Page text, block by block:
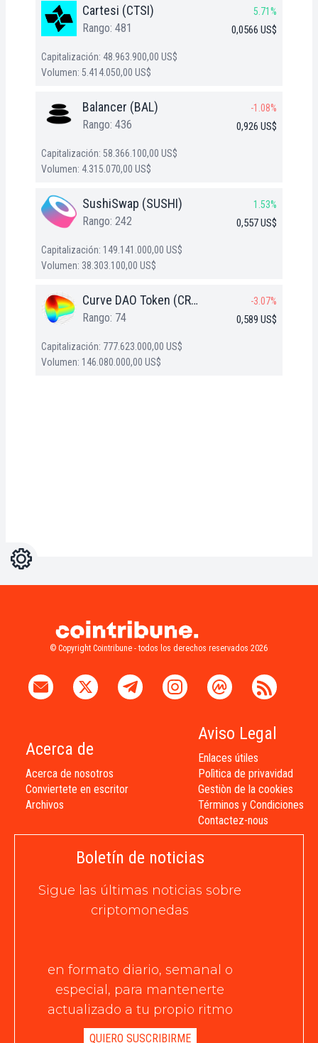
Cartesi (CTSI)
Rango: 481
5.71%
0,0566 US$
Capitalización: 48.963.900,00 US$
Volumen: 5.414.050,00 US$
Balancer (BAL)
Rango: 436
-1.08%
0,926 US$
Capitalización: 58.366.100,00 US$
Volumen: 4.315.070,00 US$
SushiSwap (SUSHI)
Rango: 242
1.53%
0,557 US$
Capitalización: 149.141.000,00 US$
Volumen: 38.303.100,00 US$
Curve DAO Token (CRV)
Rango: 74
-3.07%
0,589 US$
Capitalización: 777.623.000,00 US$
Volumen: 146.080.000,00 US$
Ajustes
© Copyright Cointribune - todos los derechos reservados 2026
Acerca de
Acerca de nosotros
Conviertete en escritor
Archivos
Aviso Legal
Enlaces útiles
Polìtica de privavidad
Gestiòn de la cookies
Términos y Condiciones
Contactez-nous
Boletín de noticias
Sigue las últimas noticias sobre
criptomonedas
en formato diario, semanal o
especial, para mantenerte
actualizado a tu propio ritmo
QUIERO SUSCRIBIRME